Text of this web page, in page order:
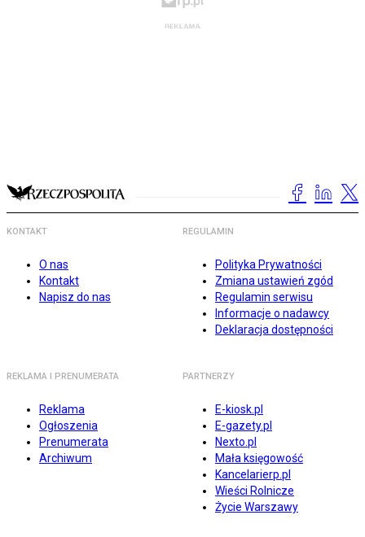
KONTAKT
O nas
Kontakt
Napisz do nas
REGULAMIN
Polityka Prywatności
Zmiana ustawień zgód
Regulamin serwisu
Informacje o nadawcy
Deklaracja dostępności
REKLAMA I PRENUMERATA
Reklama
Ogłoszenia
Prenumerata
Archiwum
PARTNERZY
E-kiosk.pl
E-gazety.pl
Nexto.pl
Mała księgowość
Kancelarierp.pl
Wieści Rolnicze
Życie Warszawy